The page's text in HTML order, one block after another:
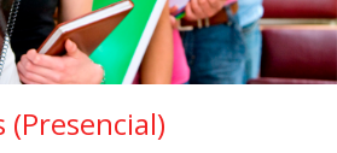
(Presencial)